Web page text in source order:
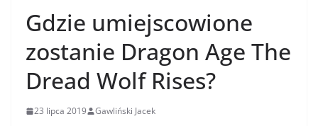
Gdzie umiejscowione
zostanie Dragon Age The
Dread Wolf Rises?
23 lipca 2019 Gawliński Jacek